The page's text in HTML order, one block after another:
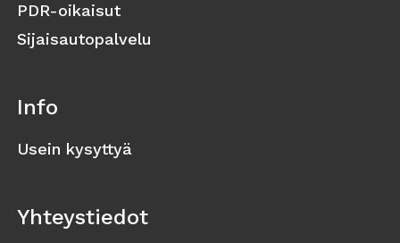
PDR-oikaisut
Sijaisautopalvelu
Info
Usein kysyttyä
Yhteystiedot